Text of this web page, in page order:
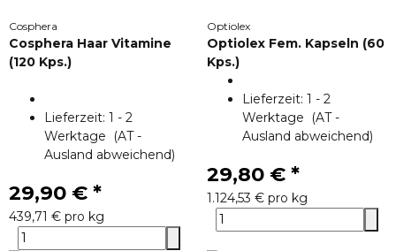
Cosphera
Cosphera Haar Vitamine
(120 Kps.)
Lieferzeit: 1 - 2
Werktage
(AT -
Ausland abweichend)
29,90 € *
439,71 € pro kg
Optiolex
Optiolex Fem. Kapseln (60
Kps.)
Lieferzeit: 1 - 2
Werktage
(AT -
Ausland abweichend)
29,80 € *
1.124,53 € pro kg